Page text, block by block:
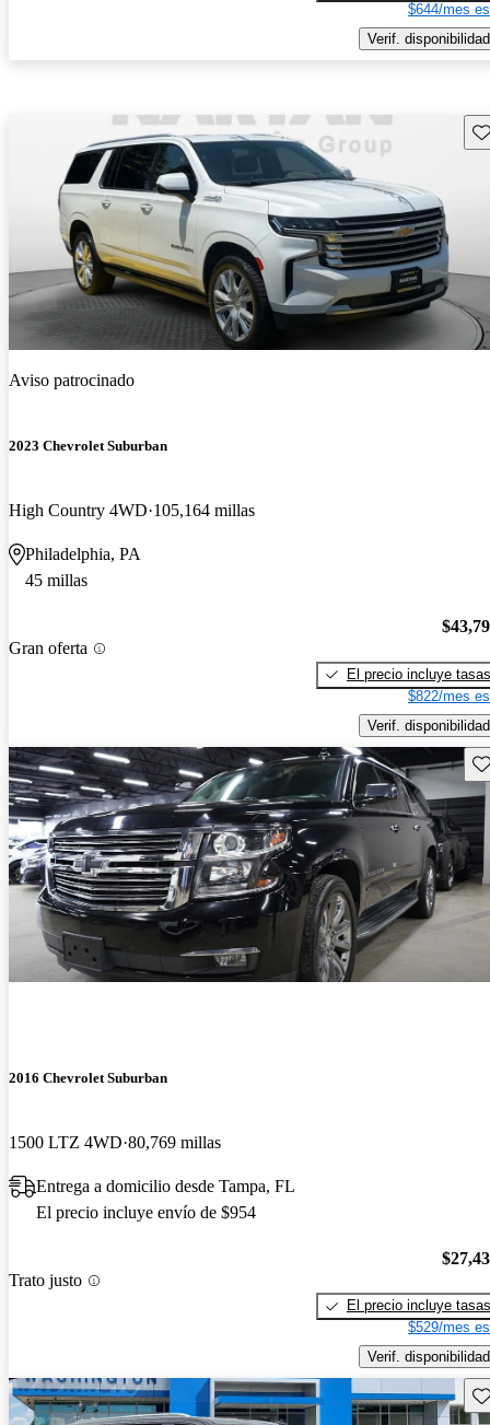
$644/mes
Verif. disponibilidad
Aviso patrocinado
2023 Chevrolet Suburban
High Country 4WD 105,164 millas
Philadelphia, PA
45 millas
Gran oferta
El precio incluye tasas
$822/mes
Verif. disponibilidad
2016 Chevrolet Suburban
1500 LTZ 4WD 80,769 millas
Entrega a domicilio desde Tampa, FL
El precio incluye envío de $954
Trato justo
El precio incluye tasas
$529/mes
Verif. disponibilidad